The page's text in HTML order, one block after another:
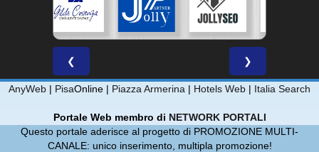
❮ ❯
AnyWeb | PisaOnline | Piazza Armerina | Hotels Web | Italia Search
Portale Web membro di NETWORK PORTALI
Questo portale aderisce al progetto di PROMOZIONE MULTI-
CANALE: unico inserimento, multipla promozione!